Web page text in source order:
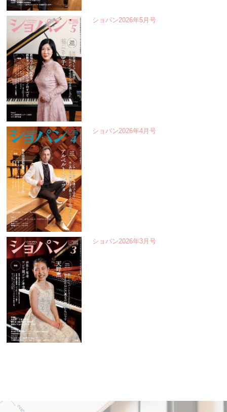
ショパン2026年5月号
ショパン2026年4月号
ショパン2026年3月号